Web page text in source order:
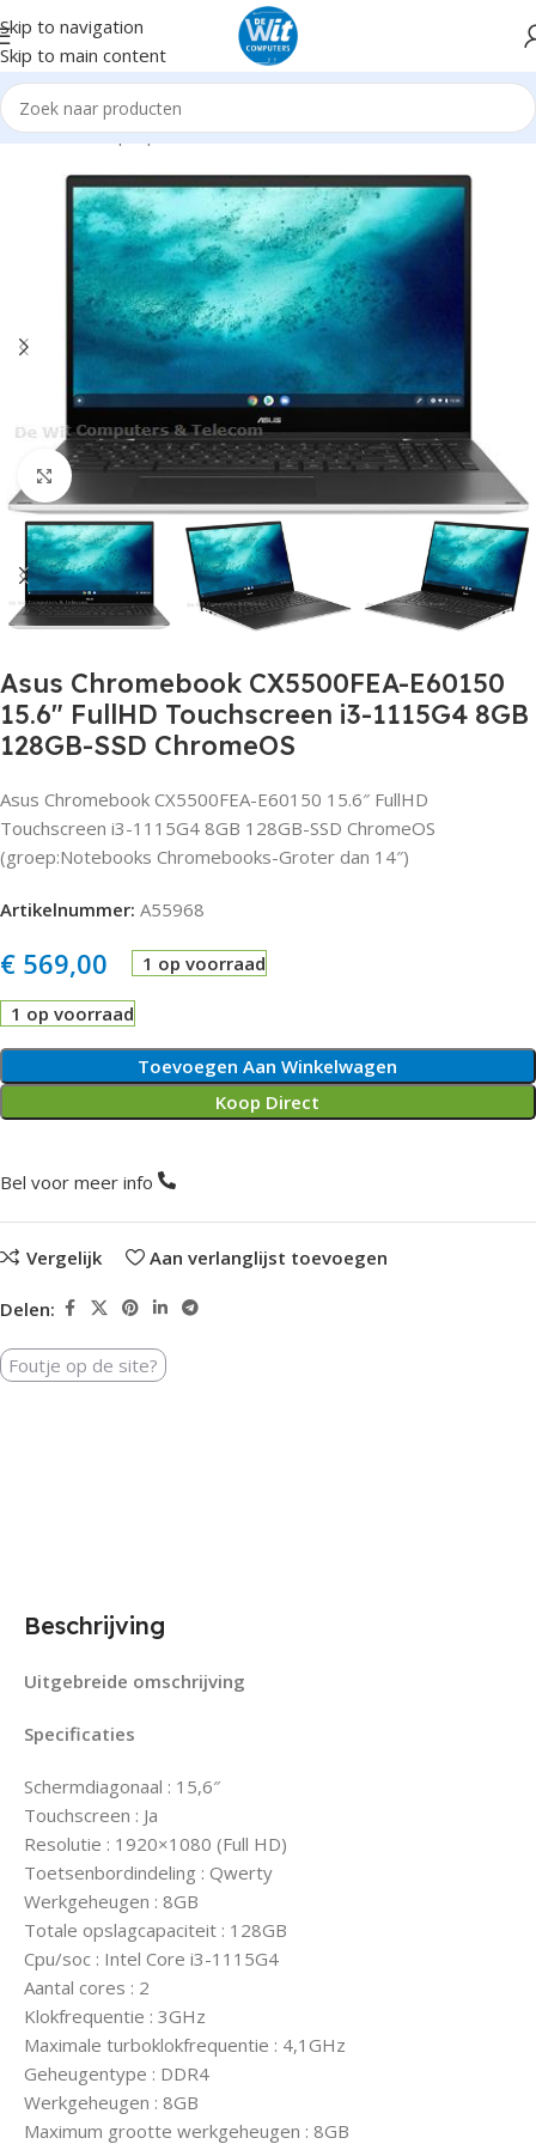
Skip to navigation
Skip to main content
Notebooks/Laptops Notebooks Chromebooks Groter dan 14"
Click to enlarge
Asus Chromebook CX5500FEA-E60150
15.6″ FullHD Touchscreen i3-1115G4 8GB
128GB-SSD ChromeOS
Asus Chromebook CX5500FEA-E60150 15.6″ FullHD
Touchscreen i3-1115G4 8GB 128GB-SSD ChromeOS
(groep:Notebooks Chromebooks-Groter dan 14″)
Artikelnummer: A55968
€ 569,00 1 op voorraad
1 op voorraad
Toevoegen Aan Winkelwagen
Koop Direct
Bel voor meer info
Vergelijk Aan verlanglijst toevoegen
Delen:
Foutje op de site?
Beschrijving
Uitgebreide omschrijving
Specificaties
Schermdiagonaal : 15,6″
Touchscreen : Ja
Resolutie : 1920×1080 (Full HD)
Toetsenbordindeling : Qwerty
Werkgeheugen : 8GB
Totale opslagcapaciteit : 128GB
Cpu/soc : Intel Core i3-1115G4
Aantal cores : 2
Klokfrequentie : 3GHz
Maximale turboklokfrequentie : 4,1GHz
Geheugentype : DDR4
Werkgeheugen : 8GB
Maximum grootte werkgeheugen : 8GB